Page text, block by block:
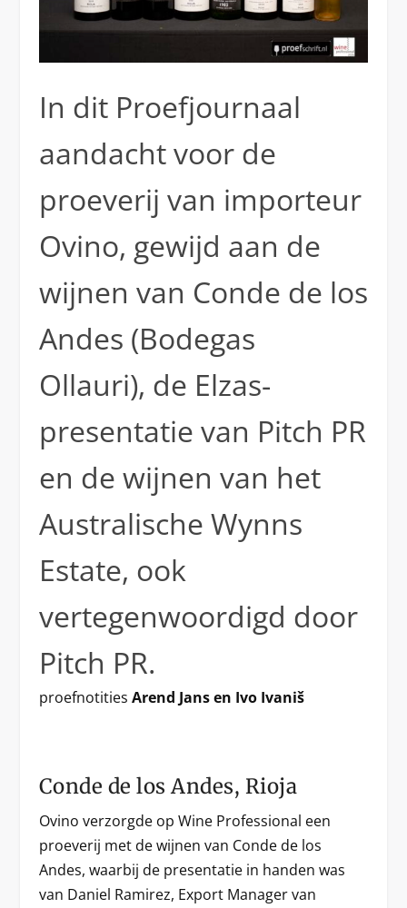
In dit Proefjournaal
aandacht voor de
proeverij van importeur
Ovino, gewijd aan de
wijnen van Conde de los
Andes (Bodegas
Ollauri), de Elzas-
presentatie van Pitch PR
en de wijnen van het
Australische Wynns
Estate, ook
vertegenwoordigd door
Pitch PR.
proefnotities Arend Jans en Ivo Ivaniš
Conde de los Andes, Rioja
Ovino verzorgde op Wine Professional een
proeverij met de wijnen van Conde de los
Andes, waarbij de presentatie in handen was
van Daniel Ramirez, Export Manager van